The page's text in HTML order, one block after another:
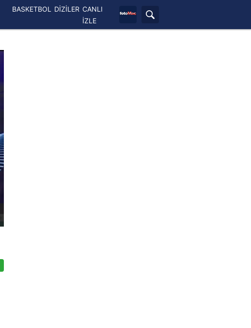
BASKETBOL DİZİLER CANLI
İZLE